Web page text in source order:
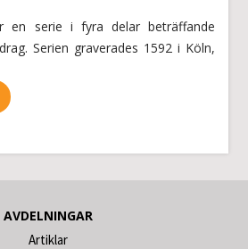
en serie i fyra delar beträffande
Serien graverades 1592 i Köln,
AVDELNINGAR
Artiklar